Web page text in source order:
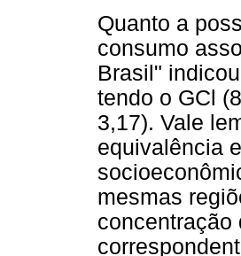
Quanto a
consumo
Brasil"
tendo o GCl
3,17). Vale
equivalência
mesmas
concentração